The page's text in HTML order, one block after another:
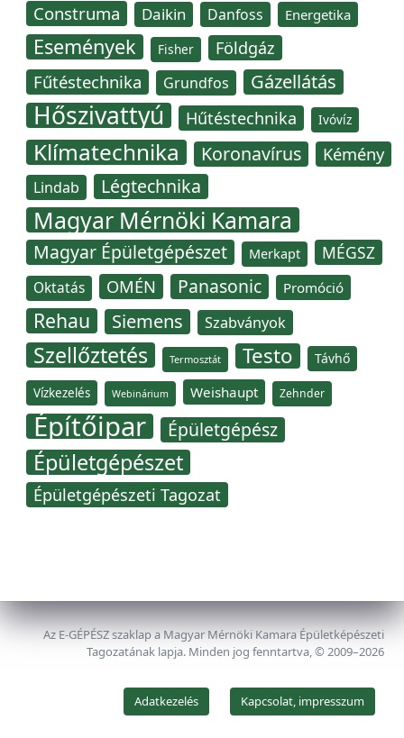
Construma Daikin Danfoss Energetika
Események Fisher Földgáz
Fűtéstechnika Grundfos Gázellátás
Hőszivattyú Hűtéstechnika Ivóvíz
Klímatechnika Koronavírus Kémény
Lindab Légtechnika
Magyar Mérnöki Kamara
Magyar Épületgépészet Merkapt MÉGSZ
Oktatás OMÉN Panasonic Promóció
Rehau Siemens Szabványok
Szellőztetés Termosztát Testo Távhő
Vízkezelés Webinárium Weishaupt Zehnder
Építőipar Épületgépész
Épületgépészet
Épületgépészeti Tagozat
Az E-GÉPÉSZ szaklap a Magyar Mérnöki Kamara Épületképészeti
Tagozatának lapja. Minden jog fenntartva, © 2009–2026
Adatkezelés Kapcsolat, impresszum